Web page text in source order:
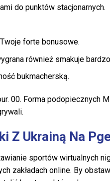
do punktów stacjonarnych.
forte bonusowe.
również smakuje
bukmacherską.
00. Forma podopiecznych
Z Ukrainą Na
sportów wirtualnych
zakładach online. By